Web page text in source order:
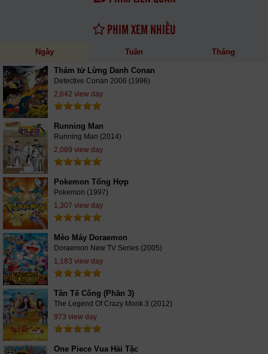
PHIM XEM NHIỀU
Ngày Tuần Tháng
Thám tử Lừng Danh Conan
Detective Conan 2006 (1996)
2,642 view day
Running Man
Running Man (2014)
2,089 view day
Pokemon Tổng Hợp
Pokemon (1997)
1,307 view day
Mèo Máy Doraemon
Doraemon New TV Series (2005)
1,183 view day
Tân Tế Công (Phần 3)
The Legend Of Crazy Monk 3 (2012)
973 view day
One Piece Vua Hải Tặc